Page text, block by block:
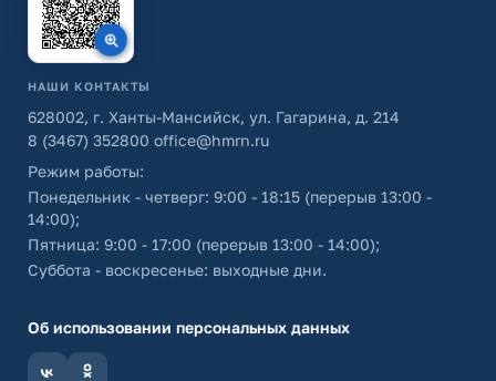
НАШИ КОНТАКТЫ
628002, г. Ханты-Мансийск, ул. Гагарина, д. 214
8 (3467) 352800 office@hmrn.ru
Режим работы:
Понедельник - четверг: 9:00 - 18:15 (перерыв 13:00 -
14:00);
Пятница: 9:00 - 17:00 (перерыв 13:00 - 14:00);
Суббота - воскресенье: выходные дни.
Об использовании персональных данных